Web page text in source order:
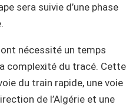
sera suivie d’une phase
ont nécessité un temps
complexité du tracé. Cette
du train rapide, une voie
de l’Algérie et une